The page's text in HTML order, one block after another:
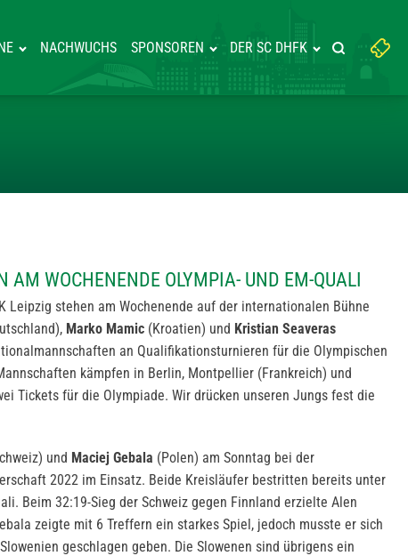
NACHWUCHS SPONSOREN DER SC DHFK
Suchbegriff
eingeben:
Suche
AM WOCHENENDE OLYMPIA- UND EM-QUALI
Leipzig stehen am Wochenende auf der internationalen Bühne
Marko Mamic (Kroatien) und Kristian Seaveras
an Qualifikationsturnieren für die Olympischen
kämpfen in Berlin, Montpellier (Frankreich) und
Tickets für die Olympiade. Wir drücken unseren Jungs fest die
und Maciej Gebala (Polen) am Sonntag bei der
2022 im Einsatz. Beide Kreisläufer bestritten bereits unter
Beim 32:19-Sieg der Schweiz gegen Finnland erzielte Alen
zeigte mit 6 Treffern ein starkes Spiel, jedoch musste er sich
geschlagen geben. Die Slowenen sind übrigens ein